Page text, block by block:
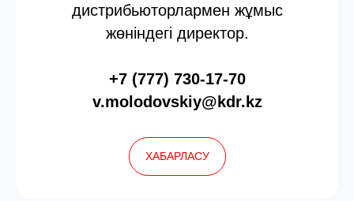
дистрибьюторлармен жұмыс
жөніндегі директор.
+7 (777) 730-17-70
v.molodovskiy@kdr.kz
ХАБАРЛАСУ